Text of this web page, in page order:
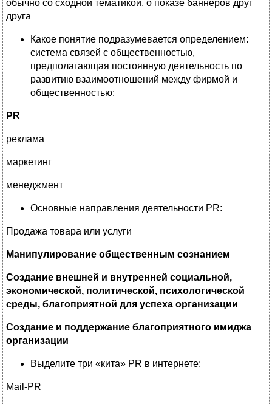
обычно со сходной тематикой, о показе баннеров друг
друга
Какое понятие подразумевается определением:
система связей с общественностью,
предполагающая постоянную деятельность по
развитию взаимоотношений между фирмой и
общественностью:
PR
реклама
маркетинг
менеджмент
Основные направления деятельности PR:
Продажа товара или услуги
Манипулирование общественным сознанием
Создание внешней и внутренней социальной,
экономической, политической, психологической
среды, благоприятной для успеха организации
Создание и поддержание благоприятного имиджа
организации
Выделите три «кита» PR в интернете:
Mail-PR